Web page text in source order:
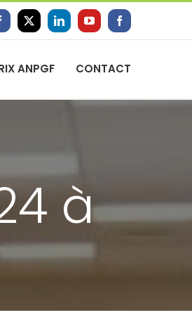
X LinkedInYouTubeFacebook
ANPGF CONTACT
à